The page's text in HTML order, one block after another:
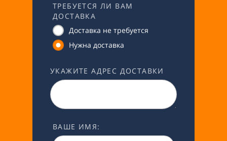
ТРЕБУЕТСЯ ЛИ ВАМ
ДОСТАВКА
Доставка не требуется
Нужна доставка
УКАЖИТЕ АДРЕС ДОСТАВКИ
ВАШЕ ИМЯ: